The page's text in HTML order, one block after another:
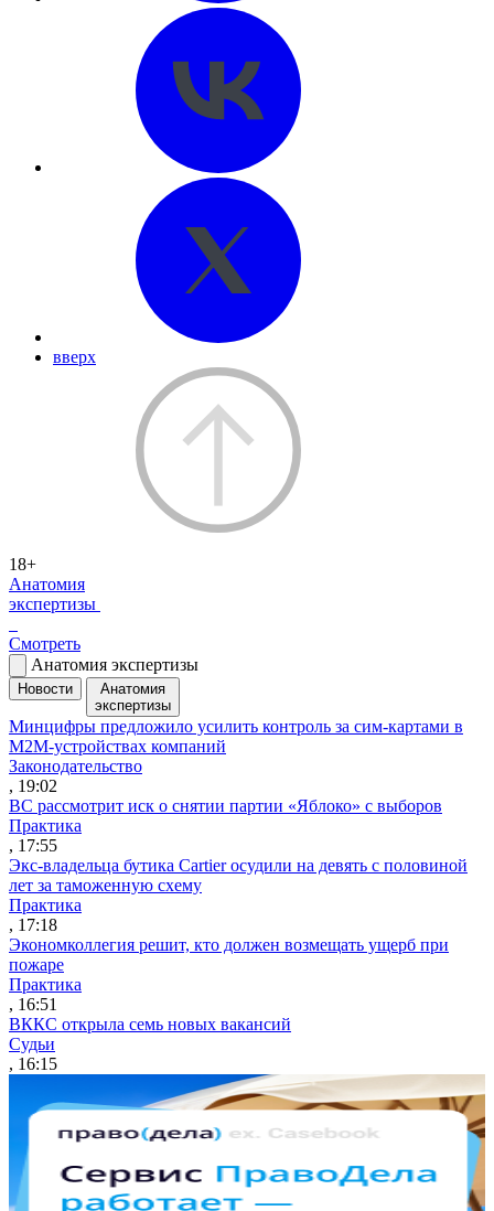
вверх
18+
Анатомия
экспертизы
Смотреть
Анатомия экспертизы
Новости
Анатомия
экспертизы
Минцифры предложило усилить контроль за сим-картами в
M2M-устройствах компаний
Законодательство
, 19:02
ВС рассмотрит иск о снятии партии «Яблоко» с выборов
Практика
, 17:55
Экс-владельца бутика Cartier осудили на девять с половиной
лет за таможенную схему
Практика
, 17:18
Экономколлегия решит, кто должен возмещать ущерб при
пожаре
Практика
, 16:51
ВККС открыла семь новых вакансий
Судьи
, 16:15